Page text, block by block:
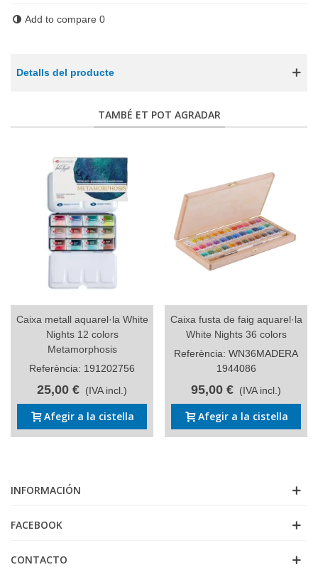
Add to compare 0
Detalls del producte
TAMBÉ ET POT AGRADAR
Caixa metall aquarel·la White
Nights 12 colors
Metamorphosis
Referència: 191202756
25,00 € (IVA incl.)
Afegir a la cistella
Caixa fusta de faig aquarel·la
White Nights 36 colors
Referència: WN36MADERA
1944086
95,00 € (IVA incl.)
Afegir a la cistella
INFORMACIÓN
FACEBOOK
CONTACTO